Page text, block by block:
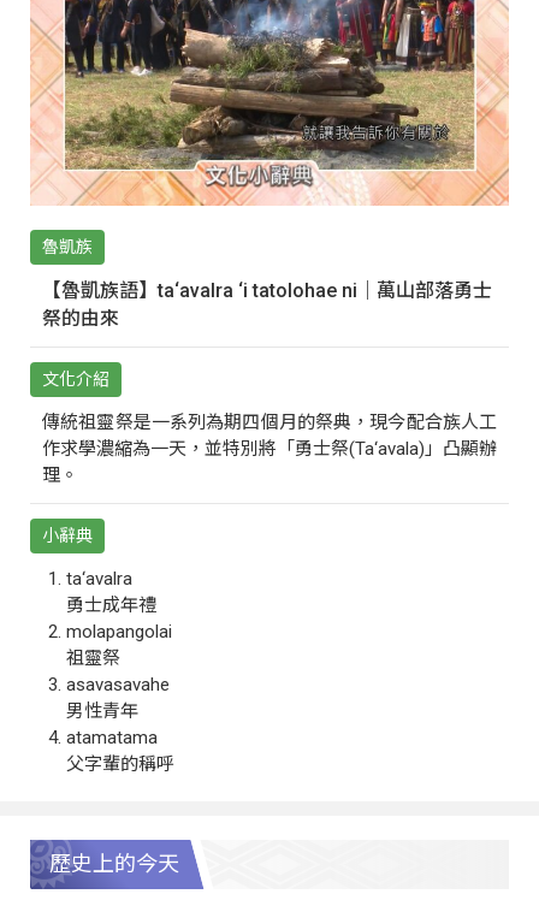
魯凱族
【魯凱族語】ta‘avalra ‘i tatolohae ni｜萬山部落勇士
祭的由來
文化介紹
傳統祖靈祭是一系列為期四個月的祭典，現今配合族人工
作求學濃縮為一天，並特別將「勇士祭(Ta‘avala)」凸顯辦
理。
小辭典
ta‘avalra
勇士成年禮
molapangolai
祖靈祭
asavasavahe
男性青年
atamatama
父字輩的稱呼
歷史上的今天